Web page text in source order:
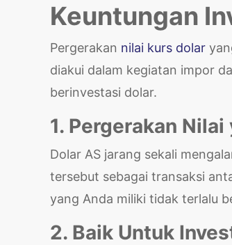
Keuntungan
Pergerakan nilai kurs dolar
diakui dalam kegiatan impor
berinvestasi dolar.
1. Pergerakan
Dolar AS jarang sekali
tersebut sebagai transaksi
yang Anda miliki tidak terlalu
2. Baik Untuk